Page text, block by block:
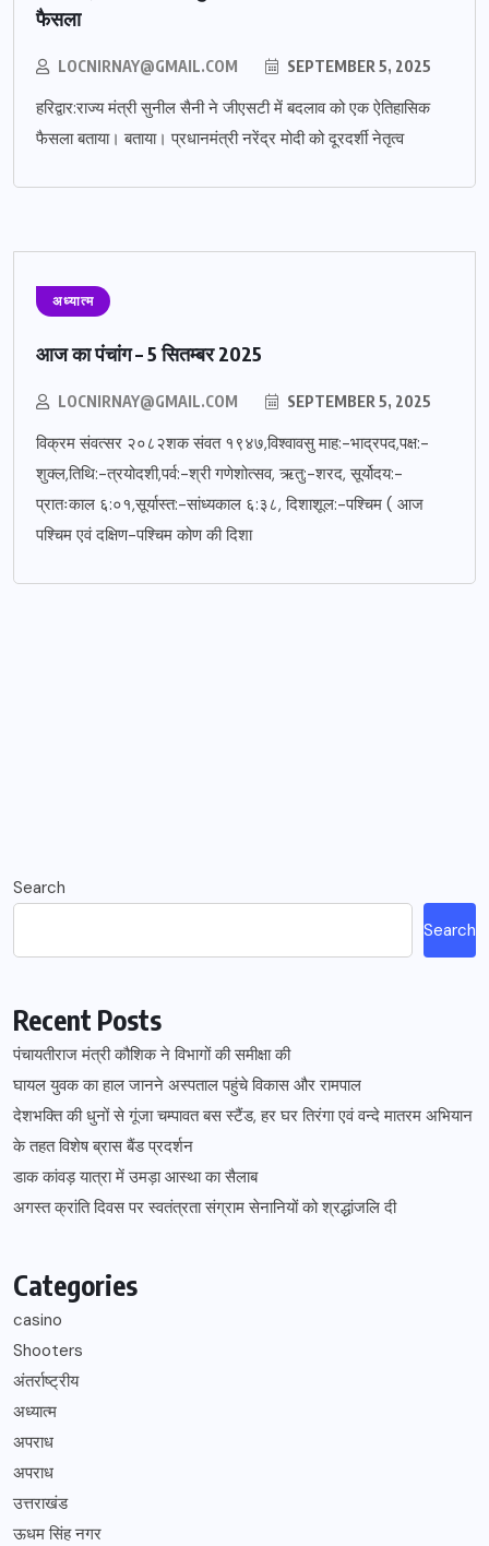
फैसला
LOCNIRNAY@GMAIL.COM SEPTEMBER 5, 2025
हरिद्वार:राज्य मंत्री सुनील सैनी ने जीएसटी में बदलाव को एक ऐतिहासिक
फैसला बताया। बताया। प्रधानमंत्री नरेंद्र मोदी को दूरदर्शी नेतृत्व
अध्यात्म
आज का पंचांग – 5 सितम्बर 2025
LOCNIRNAY@GMAIL.COM SEPTEMBER 5, 2025
विक्रम संवत्सर २०८२शक संवत १९४७,विश्वावसु माह:-भाद्रपद,पक्ष:-
शुक्ल,तिथि:-त्रयोदशी,पर्व:-श्री गणेशोत्सव, ऋतु:-शरद, सूर्योदय:-
प्रातःकाल ६:०१,सूर्यास्त:-सांध्यकाल ६:३८, दिशाशूल:-पश्चिम ( आज
पश्चिम एवं दक्षिण-पश्चिम कोण की दिशा
Search
Search
Recent Posts
पंचायतीराज मंत्री कौशिक ने विभागों की समीक्षा की
घायल युवक का हाल जानने अस्पताल पहुंचे विकास और रामपाल
देशभक्ति की धुनों से गूंजा चम्पावत बस स्टैंड, हर घर तिरंगा एवं वन्दे मातरम अभियान
के तहत विशेष ब्रास बैंड प्रदर्शन
डाक कांवड़ यात्रा में उमड़ा आस्था का सैलाब
अगस्त क्रांति दिवस पर स्वतंत्रता संग्राम सेनानियों को श्रद्धांजलि दी
Categories
casino
Shooters
अंतर्राष्ट्रीय
अध्यात्म
अपराध
अपराध
उत्तराखंड
ऊधम सिंह नगर